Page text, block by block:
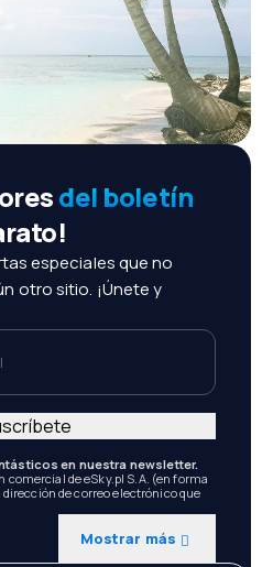
del boletín
especiales que no
otro sitio. ¡Únete y
en nuestra newsletter.
de eSky.pl S.A. (en forma
de correo electrónico que
Mostrar más